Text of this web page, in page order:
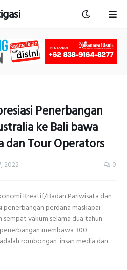
Penerbangan
ke Bali bawa
dan Tour Operators
2022 0
Kreatif/Badan Pariwisata dan
perdana maskapai
vakum selama dua tahun
membawa 300
rombongan insan media dan